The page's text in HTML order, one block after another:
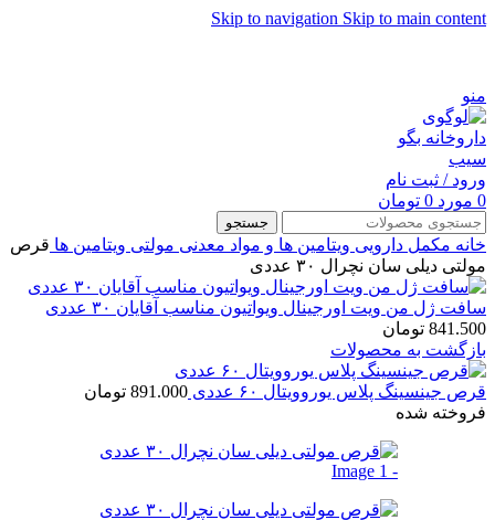
Skip to navigation Skip to main content
منو
ورود / ثبت نام
0 مورد 0 تومان
جستجو
خانه مکمل دارویی ویتامین ها و مواد معدنی مولتی ویتامین ها قرص
مولتی دیلی سان نچرال ۳۰ عددی
سافت ژل من ویت اورجینال ویواتیون مناسب آقایان ۳۰ عددی
841.500 تومان
بازگشت به محصولات
قرص جینسینگ پلاس یوروویتال ۶۰ عددی 891.000 تومان
فروخته شده